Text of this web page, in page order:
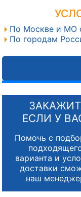
По Москве и МО
По городам
ЕСЛИ У
Помочь с
варианта и
доставки
наш